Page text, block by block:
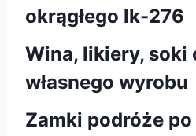
okrągłego lk-276
Wina, likiery, soki
własnego wyrobu
Zamki podróże